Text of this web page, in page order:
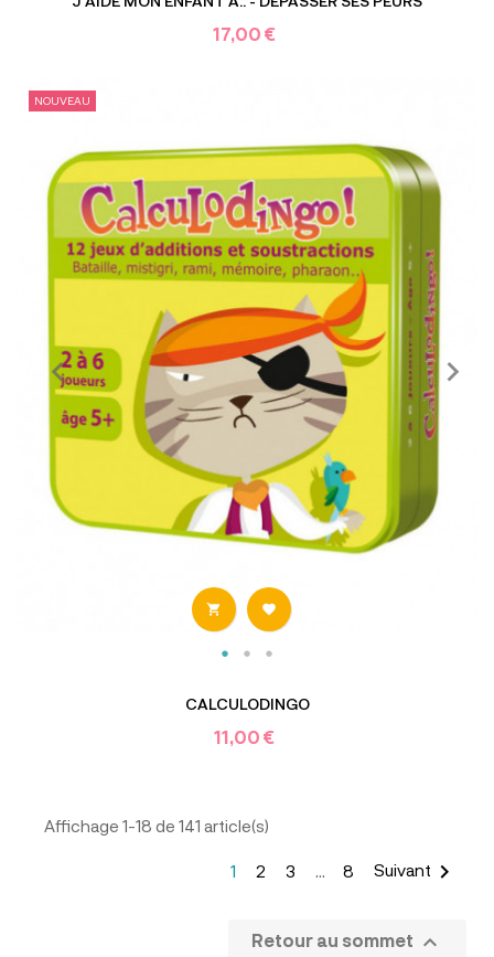
17,00 €
NOUVEAU
 
CALCULODINGO
11,00 €
Affichage 1-18 de 141 article(s)
1 2 3 … 8 Suivant 
Retour au sommet 